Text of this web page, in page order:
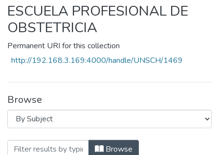
All of DSpace
ESCUELA PROFESIONAL DE
OBSTETRICIA
Permanent URI for this collection
http://192.168.3.169:4000/handle/UNSCH/1469
Browse
Browsing ESCUELA PROFESIONAL
Browse